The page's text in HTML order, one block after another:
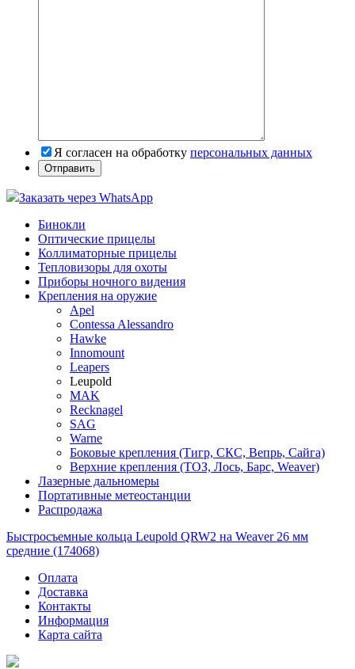
Я согласен на обработку персональных данных
Заказать через WhatsApp
Бинокли
Оптические прицелы
Коллиматорные прицелы
Тепловизоры для охоты
Приборы ночного видения
Крепления на оружие
Apel
Contessa Alessandro
Hawke
Innomount
Leapers
Leupold
MAK
Recknagel
SAG
Warne
Боковые крепления (Тигр, СКС, Вепрь, Сайга)
Верхние крепления (ТОЗ, Лось, Барс, Weaver)
Лазерные дальномеры
Портативные метеостанции
Распродажа
Быстросъемные кольца Leupold QRW2 на Weaver 26 мм
средние (174068)
Оплата
Доставка
Контакты
Информация
Карта сайта